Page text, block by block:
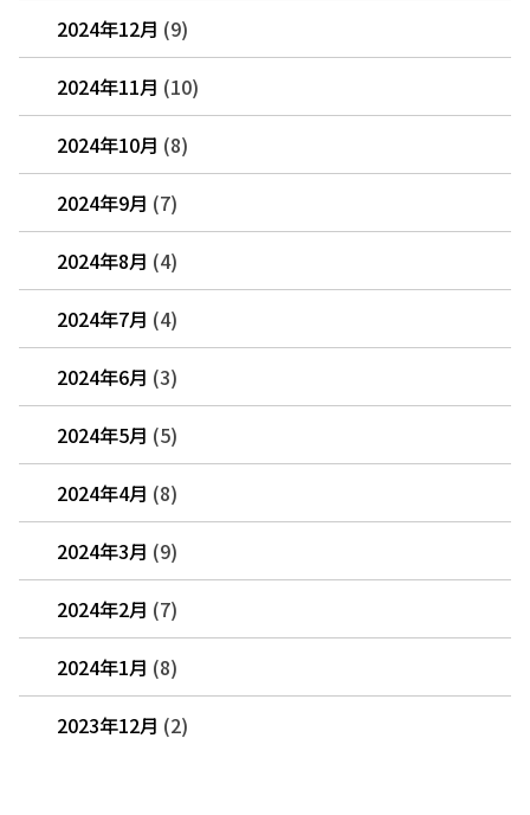
2024年12月 (9)
2024年11月 (10)
2024年10月 (8)
2024年9月 (7)
2024年8月 (4)
2024年7月 (4)
2024年6月 (3)
2024年5月 (5)
2024年4月 (8)
2024年3月 (9)
2024年2月 (7)
2024年1月 (8)
2023年12月 (2)